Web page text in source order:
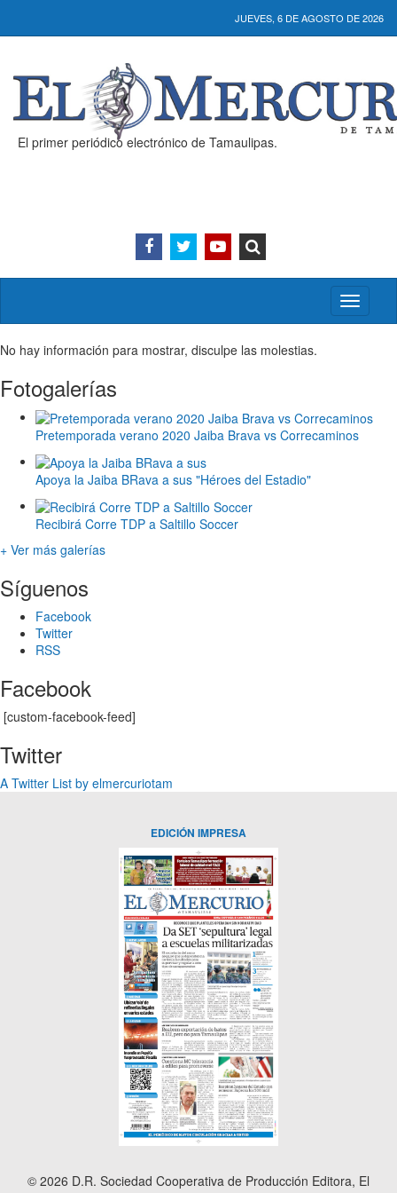
JUEVES, 6 DE AGOSTO DE 2026
El primer periódico electrónico de Tamaulipas.
Activar/
menú
No hay información para mostrar, disculpe las molestias.
Fotogalerías
Pretemporada verano 2020 Jaiba Brava vs Correcaminos
Apoya la Jaiba BRava a sus "Héroes del Estadio"
Recibirá Corre TDP a Saltillo Soccer
+ Ver más galerías
Síguenos
Facebook
Twitter
RSS
Facebook
[custom-facebook-feed]
Twitter
A Twitter List by elmercuriotam
EDICIÓN IMPRESA
© 2026 D.R. Sociedad Cooperativa de Producción Editora, El